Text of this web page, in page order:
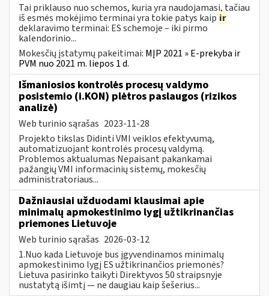
Tai priklauso nuo schemos, kuria yra naudojamasi, tačiau
iš esmės mokėjimo terminai yra tokie patys kaip ir
deklaravimo terminai: ES schemoje – iki pirmo
kalendorinio...
Mokesčių įstatymų pakeitimai: MĮP 2021 » E-prekyba ir
PVM nuo 2021 m. liepos 1 d.
Išmaniosios kontrolės procesų valdymo
posistemio (i.KON) plėtros paslaugos (rizikos
analizė)
Web turinio sąrašas 2023-11-28
Projekto tikslas Didinti VMI veiklos efektyvumą,
automatizuojant kontrolės procesų valdymą.
Problemos aktualumas Nepaisant pakankamai
pažangių VMI informacinių sistemų, mokesčių
administratoriaus...
Dažniausiai užduodami klausimai apie
minimalų apmokestinimo lygį užtikrinančias
priemones Lietuvoje
Web turinio sąrašas 2026-03-12
1.Nuo kada Lietuvoje bus įgyvendinamos minimalų
apmokestinimo lygį ES užtikrinančios priemonės?
Lietuva pasirinko taikyti Direktyvos 50 straipsnyje
nustatytą išimtį — ne daugiau kaip šešerius...